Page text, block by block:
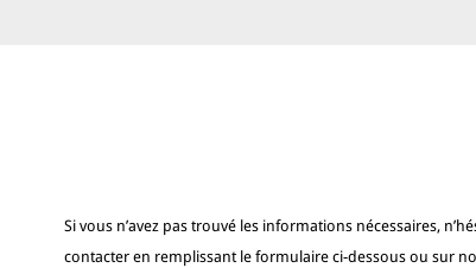
Si vous n’avez pas trouvé les informations nécessaires,
contacter en remplissant le formulaire ci-dessous ou sur